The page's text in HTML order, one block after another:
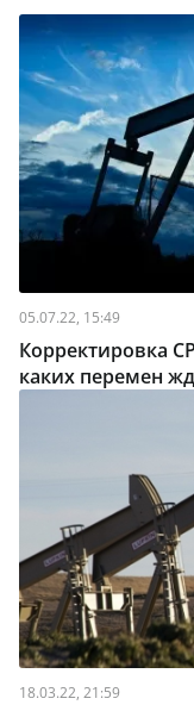
05.07.22, 15:49
Корректировка
каких перемен
18.03.22, 21:59